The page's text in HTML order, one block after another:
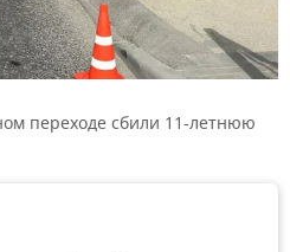
переходе сбили 11-летнюю